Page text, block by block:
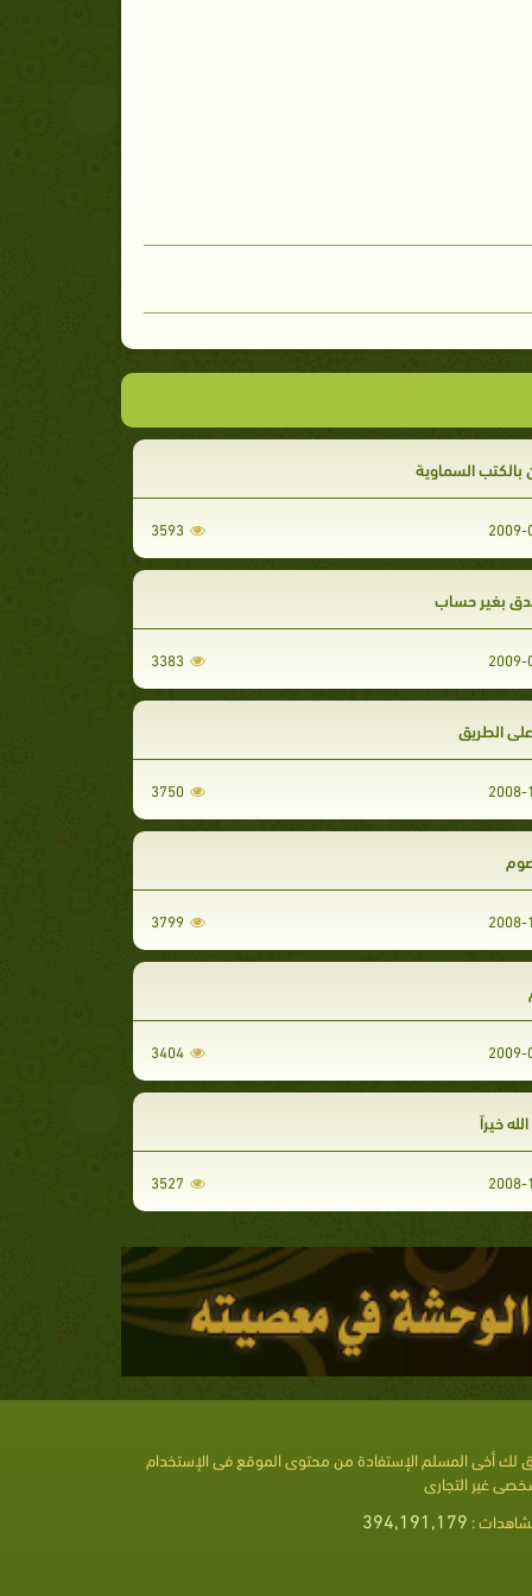
بالكتب السماوية
3593
بغير حساب
3383
الطريق
3750
3799
3404
خيراً
3527
لك أخى المسلم الإستفادة من محتوى الموقع فى الإستخدام
غير التجارى
:
394,191,179